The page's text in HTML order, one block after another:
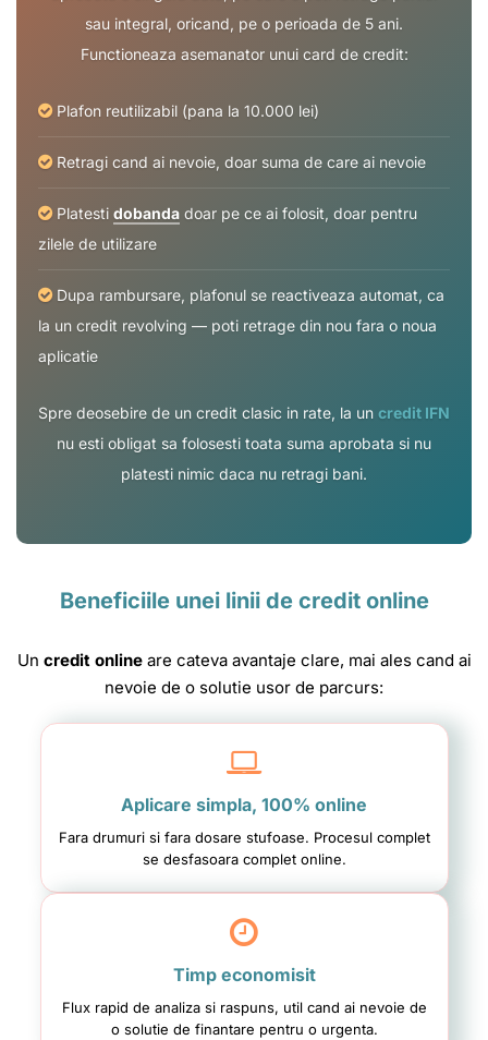
sau integral, oricand, pe o perioada de 5 ani.
Functioneaza asemanator unui card de credit:
Plafon reutilizabil (pana la 10.000 lei)
Retragi cand ai nevoie, doar suma de care ai nevoie
Platesti dobanda doar pe ce ai folosit, doar pentru
zilele de utilizare
Dupa rambursare, plafonul se reactiveaza automat, ca
la un credit revolving — poti retrage din nou fara o noua
aplicatie
Spre deosebire de un credit clasic in rate, la un credit IFN
nu esti obligat sa folosesti toata suma aprobata si nu
platesti nimic daca nu retragi bani.
Beneficiile unei linii de credit online
Un credit onlineare cateva avantaje clare, mai ales cand ai
nevoie de o solutie usor de parcurs:
Aplicare simpla, 100% online
Fara drumuri si fara dosare stufoase. Procesul complet
se desfasoara complet online.
Timp economisit
Flux rapid de analiza si raspuns, util cand ai nevoie de
o solutie de finantare pentru o urgenta.